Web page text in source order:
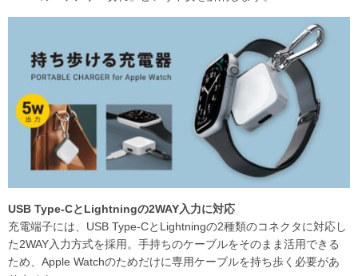
USB Type-CとLightningの2WAY入力に対応
充電端子には、USB Type-CとLightningの2種類のコネクタに対応し
た2WAY入力方式を採用。手持ちのケーブルをそのまま活用できる
ため、Apple Watchのためだけに専用ケーブルを持ち歩く必要があ